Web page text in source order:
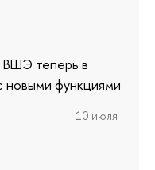
ВШЭ теперь в
новыми функциями
10 июля